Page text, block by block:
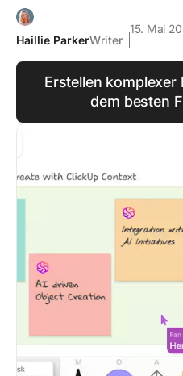
Haillie ParkerWriter
15. Mai
Erstellen
dem besten